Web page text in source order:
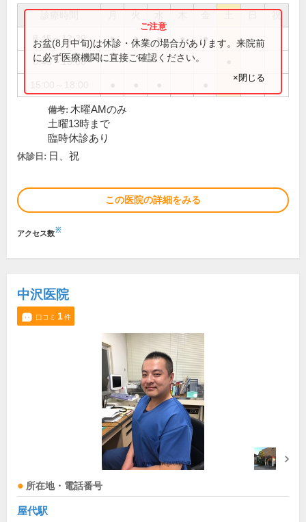
祝
8:45～12:30 ● ● ● ● ●
8:45～13:00
お盆(8月中旬)は休診・休業の場合があります。来院前
に必ず医療機関に直接ご確認ください。
×閉じる
備考: 木曜AMのみ
土曜13時まで
臨時休診あり
休診日: 日、祝
この医院の詳細をみる
アクセス数※
中沢医院
口コミ 1件
所在地・電話番号
屋代駅